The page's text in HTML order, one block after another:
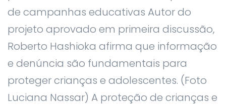
de campanhas educativas Autor do
projeto aprovado em primeira discussão,
Roberto Hashioka afirma que informação
e denúncia são fundamentais para
proteger crianças e adolescentes. (Foto
Luciana Nassar) A proteção de crianças e